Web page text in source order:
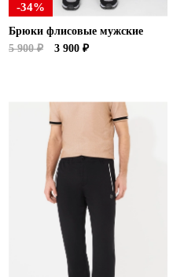
-34%
Брюки флисовые мужские
5 900 ₽
3 900 ₽